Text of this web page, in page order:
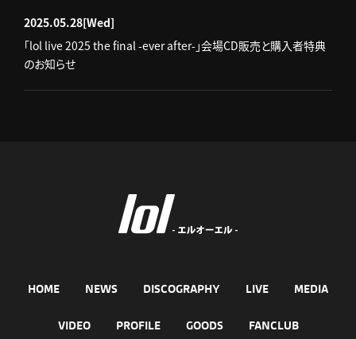
2025.05.28[Wed]
「lol live 2025 the final -ever after-」会場CD販売と購入者特典
のお知らせ
HOME NEWS DISCOGRAPHY LIVE MEDIA
VIDEO PROFILE GOODS FANCLUB